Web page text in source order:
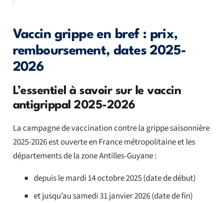
Vaccin grippe en bref : prix,
remboursement, dates 2025-
2026
L’essentiel à savoir sur le vaccin
antigrippal 2025-2026
La campagne de vaccination contre la grippe saisonnière
2025-2026 est ouverte en France métropolitaine et les
départements de la zone Antilles-Guyane :
depuis le mardi 14 octobre 2025 (date de début)
et jusqu’au samedi 31 janvier 2026 (date de fin)